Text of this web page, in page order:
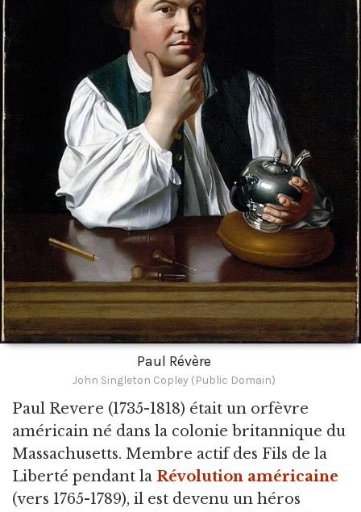
Paul Révère
John Singleton Copley (Public Domain)
Paul Revere (1735-1818) était un orfèvre
américain né dans la colonie britannique du
Massachusetts. Membre actif des Fils de la
Liberté pendant la Révolution américaine
(vers 1765-1789), il est devenu un héros